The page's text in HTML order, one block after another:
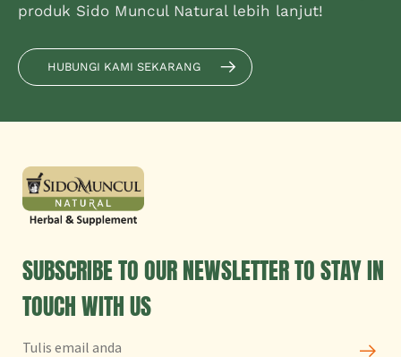
produk Sido Muncul Natural lebih lanjut!
HUBUNGI KAMI SEKARANG
SUBSCRIBE TO OUR NEWSLETTER TO STAY IN
TOUCH WITH US